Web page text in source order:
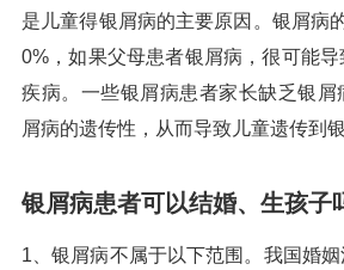
是儿童得银屑病的主要原因。银屑病
0%，如果父母患者银屑病，很可能
疾病。一些银屑病患者家长缺乏银屑
屑病的遗传性，从而导致儿童遗传到银
银屑病患者可以结婚、生孩子
1、银屑病不属于以下范围。我国婚